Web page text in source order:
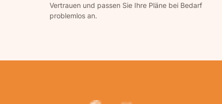
Vertrauen und passen Sie Ihre Pläne bei Bedarf
problemlos an.